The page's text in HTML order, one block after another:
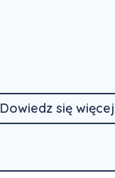
Dowiedz się więcej